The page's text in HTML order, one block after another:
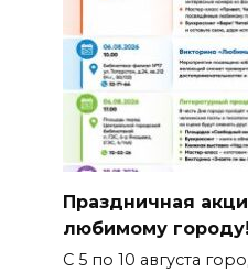
Праздничная
любимому
С 5 по 10 августа